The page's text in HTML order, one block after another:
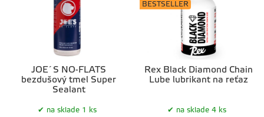
JOE´S NO-FLATS
bezdušový tmel Super
Sealant
na sklade 1 ks
Rex Black Diamond Chain
Lube lubrikant na reťaz
BESTSELLER
na sklade 4 ks